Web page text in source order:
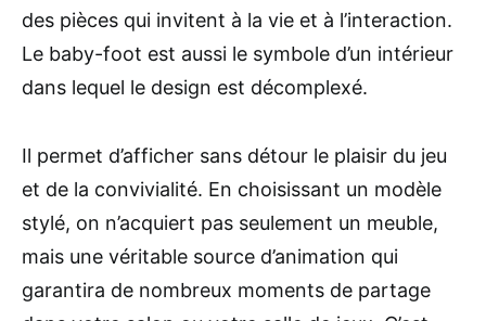
des pièces qui invitent à la vie et à l’interaction.
Le baby-foot est aussi le symbole d’un intérieur
dans lequel le design est décomplexé.
Il permet d’afficher sans détour le plaisir du jeu
et de la convivialité. En choisissant un modèle
stylé, on n’acquiert pas seulement un meuble,
mais une véritable source d’animation qui
garantira de nombreux moments de partage